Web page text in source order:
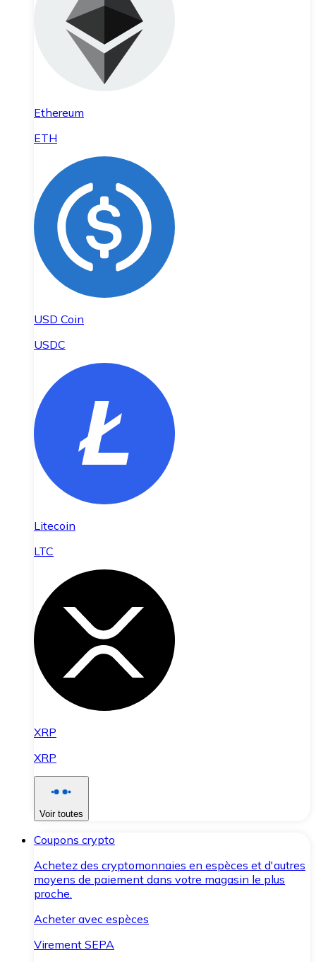
Ethereum
ETH
USD Coin
USDC
Litecoin
LTC
XRP
XRP
Voir toutes
Coupons crypto
Achetez des cryptomonnaies en espèces et d'autres
moyens de paiement dans votre magasin le plus
proche.
Acheter avec espèces
Virement SEPA